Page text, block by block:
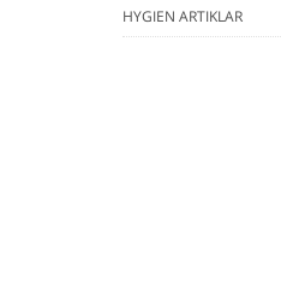
HYGIEN ARTIKLAR